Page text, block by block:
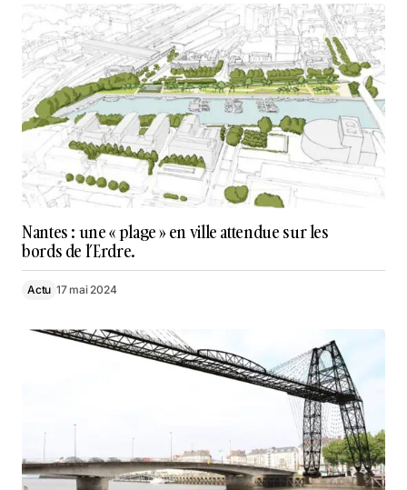
Nantes : une « plage » en ville attendue sur les
bords de l’Erdre.
Actu 17 mai 2024